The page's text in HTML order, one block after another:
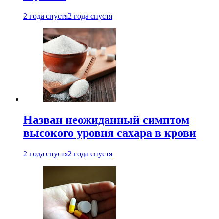
2 года спустя2 года спустя
Назван неожиданный симптом
высокого уровня сахара в крови
2 года спустя2 года спустя